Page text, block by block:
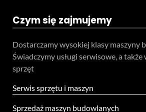
Czym się zajmujemy
Dostarczamy wysokiej klasy maszyny
Świadczymy usługi serwisowe, a
sprzęt
Serwis sprzętu i maszyn
Sprzedaż maszyn budowlanych